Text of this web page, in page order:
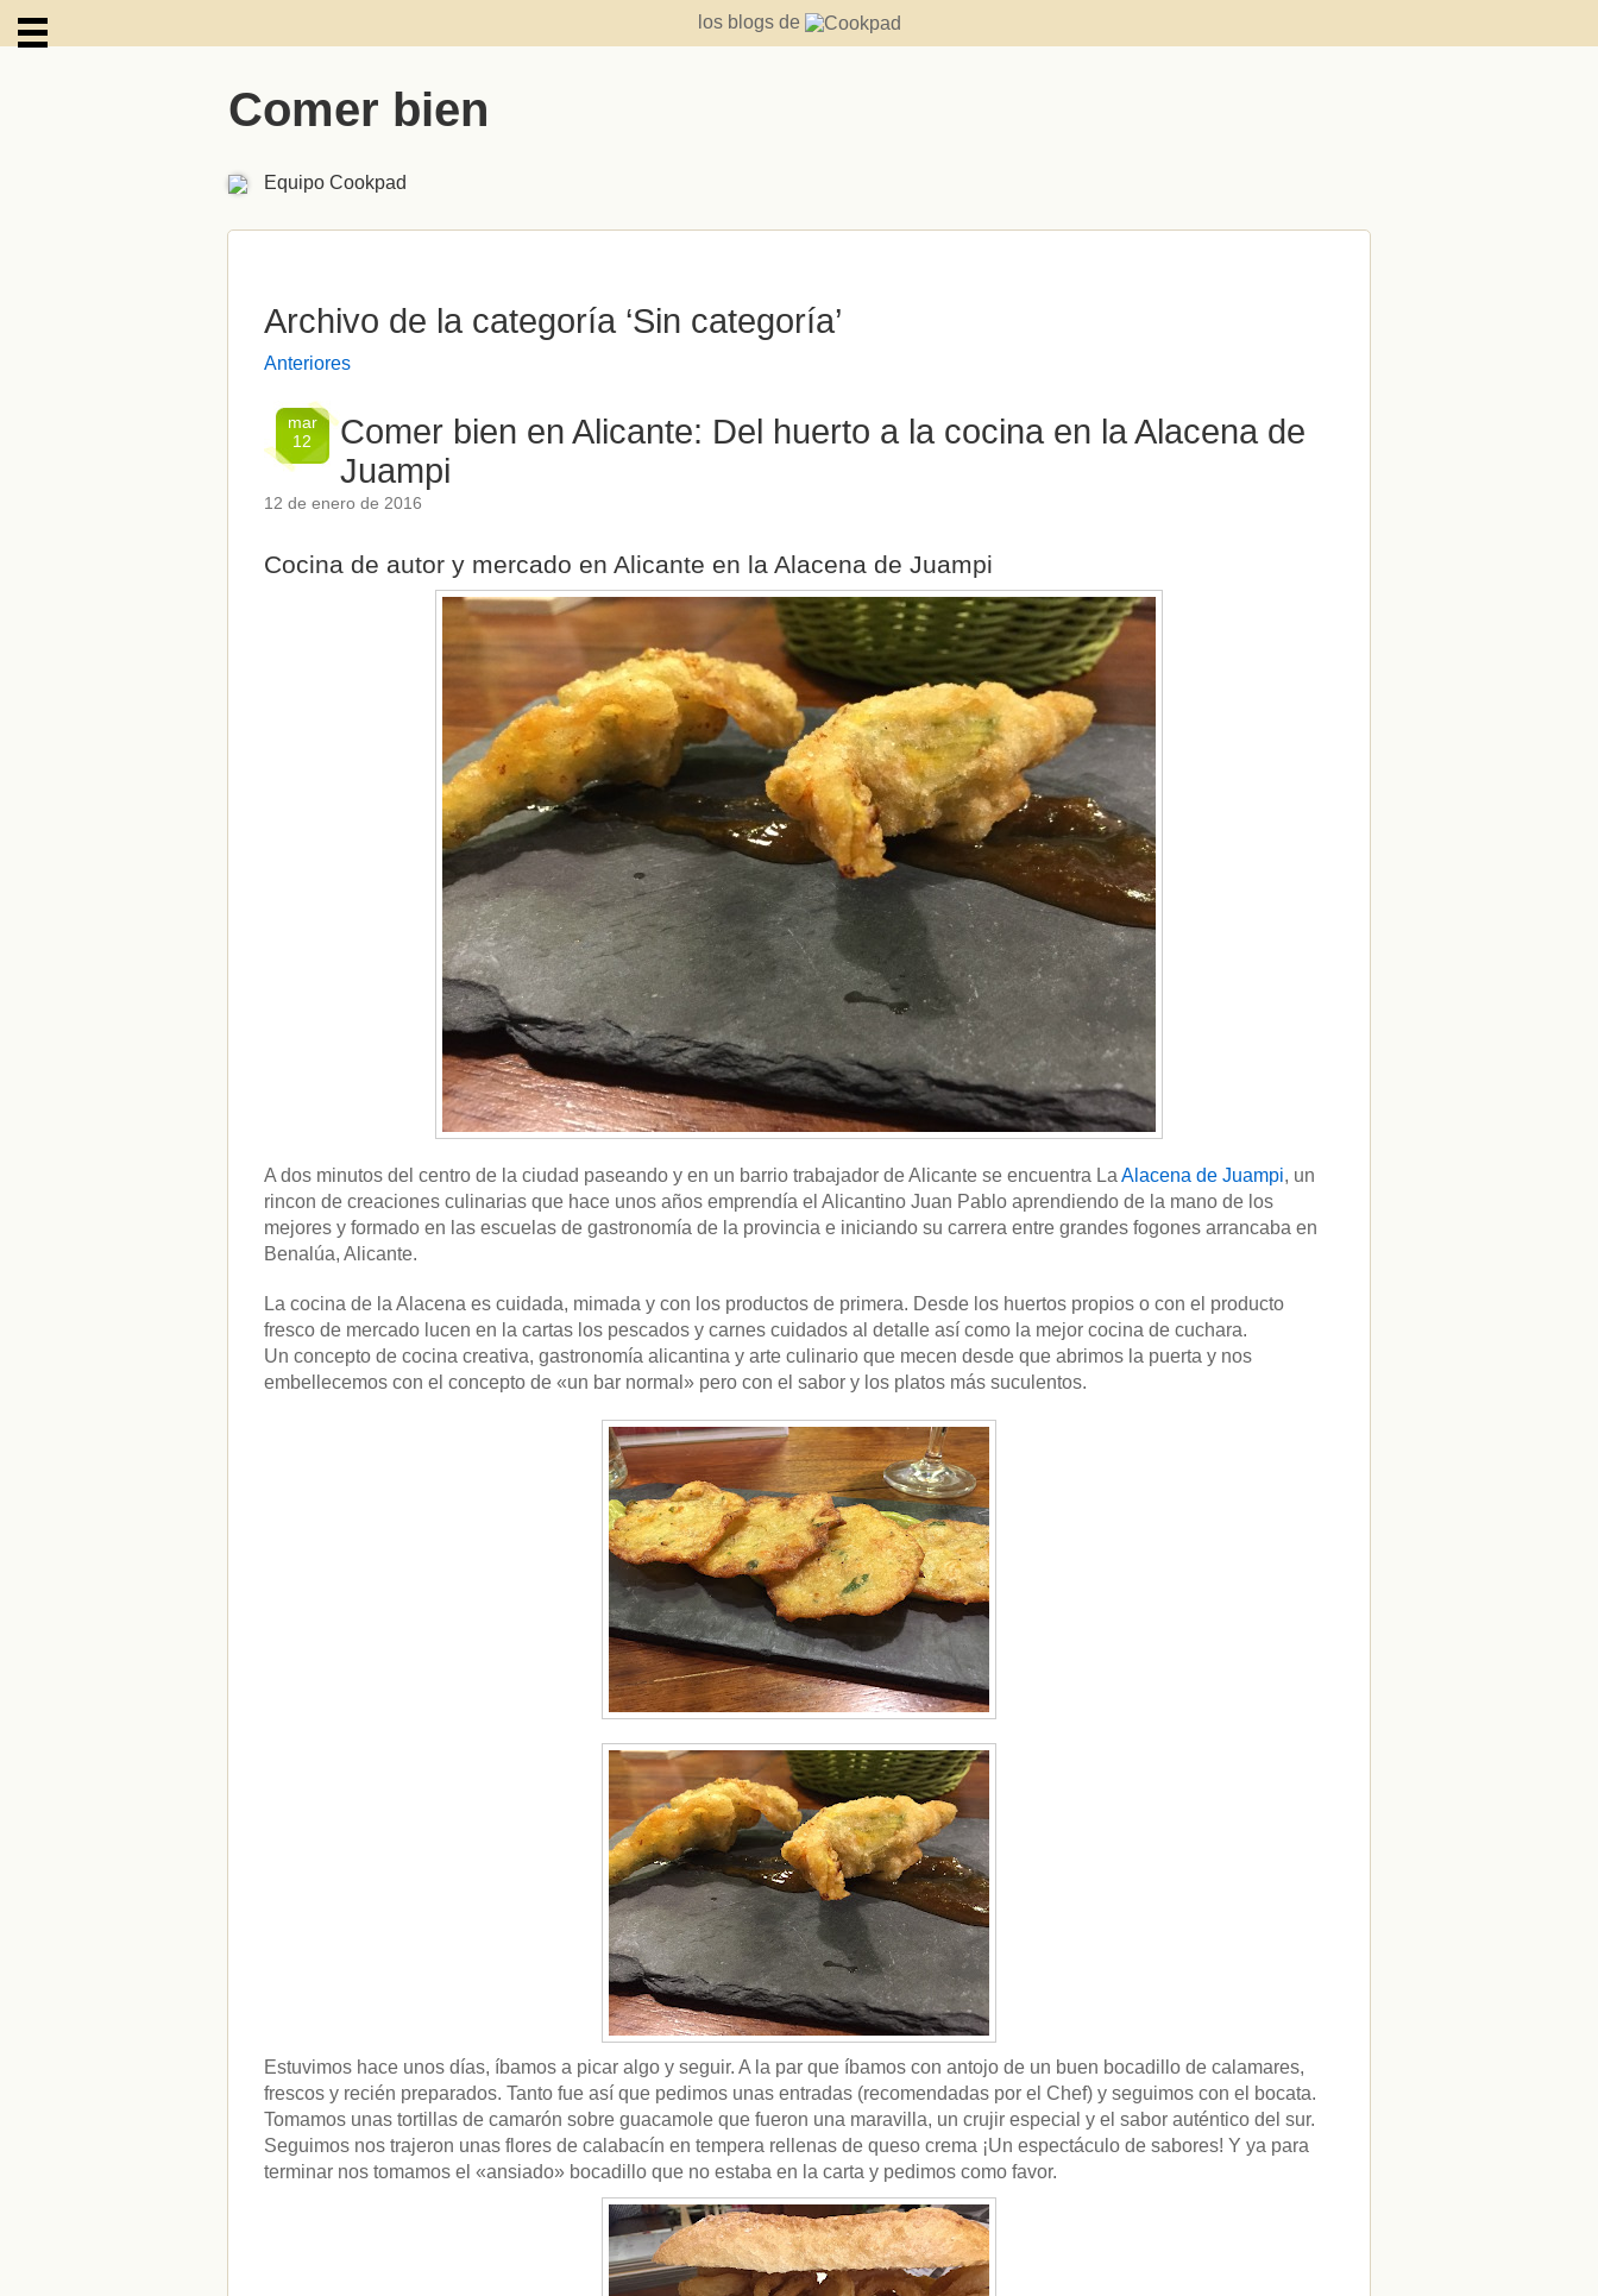
los blogs de
Comer bien
Equipo Cookpad
Archivo de la categoría ‘Sin categoría’
Anteriores
mar
12
Comer bien en Alicante: Del huerto a la cocina en la Alacena de
Juampi
12 de enero de 2016
Cocina de autor y mercado en Alicante en la Alacena de Juampi
A dos minutos del centro de la ciudad paseando y en un barrio trabajador de Alicante se encuentra La Alacena de Juampi, un
rincon de creaciones culinarias que hace unos años emprendía el Alicantino Juan Pablo aprendiendo de la mano de los
mejores y formado en las escuelas de gastronomía de la provincia e iniciando su carrera entre grandes fogones arrancaba en
Benalúa, Alicante.
La cocina de la Alacena es cuidada, mimada y con los productos de primera. Desde los huertos propios o con el producto
fresco de mercado lucen en la cartas los pescados y carnes cuidados al detalle así como la mejor cocina de cuchara.
Un concepto de cocina creativa, gastronomía alicantina y arte culinario que mecen desde que abrimos la puerta y nos
embellecemos con el concepto de «un bar normal» pero con el sabor y los platos más suculentos.
Estuvimos hace unos días, íbamos a picar algo y seguir. A la par que íbamos con antojo de un buen bocadillo de calamares,
frescos y recién preparados. Tanto fue así que pedimos unas entradas (recomendadas por el Chef) y seguimos con el bocata.
Tomamos unas tortillas de camarón sobre guacamole que fueron una maravilla, un crujir especial y el sabor auténtico del sur.
Seguimos nos trajeron unas flores de calabacín en tempera rellenas de queso crema ¡Un espectáculo de sabores! Y ya para
terminar nos tomamos el «ansiado» bocadillo que no estaba en la carta y pedimos como favor.